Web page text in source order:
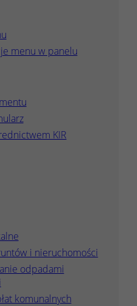
menu w panelu
KIR
i nieruchomości
odpadami
komunalnych